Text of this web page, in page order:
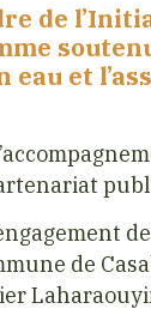
de
et
de